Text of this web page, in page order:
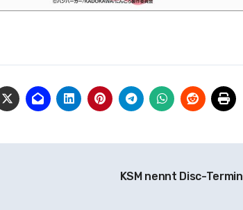
KSM nennt Disc-